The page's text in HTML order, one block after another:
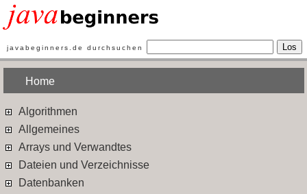
javabeginners.de durchsuchen Los
Home
Algorithmen
Allgemeines
Arrays und Verwandtes
Dateien und Verzeichnisse
Datenbanken